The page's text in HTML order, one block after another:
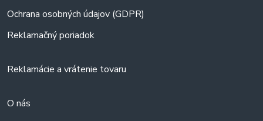
Ochrana osobných údajov (GDPR)
Reklamačný poriadok
Reklamácie a vrátenie tovaru
O nás